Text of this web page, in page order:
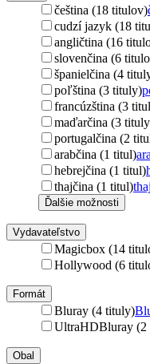
čeština (18 titulov)
cudzí jazyk (18
angličtina (16
slovenčina (6
španielčina (4
poľština (3 tituly)
francúzština (3
maďarčina (3
portugalčina (2
arabčina (1 titul)
hebrejčina (1 titul)
thajčina (1 titul)
Ďalšie možnosti
Vydavateľstvo
Magicbox (14
Hollywood (6
Formát
Bluray (4 tituly)
UltraHDBluray (2
Obal